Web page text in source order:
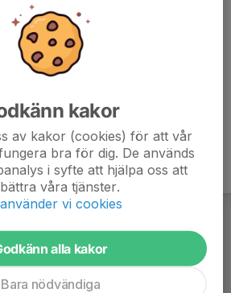
kakor
av kakor (cookies) för att vår
bra för dig. De används
i syfte att hjälpa oss att
våra tjänster.
vi cookies
alla kakor
Bara nödvändiga